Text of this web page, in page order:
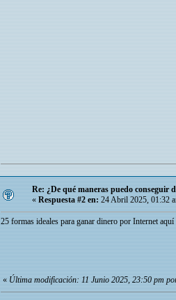
Re: ¿De qué maneras puedo conseguir
«Respuesta #2 en:24 Abril 2025, 01:32
25 formas ideales para ganar dinero por Internet aquí
«Última modificación: 11 Junio 2025, 23:50 pm